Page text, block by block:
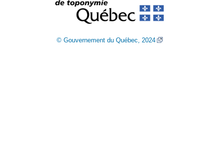
© Gouvernement du Québec, 2024